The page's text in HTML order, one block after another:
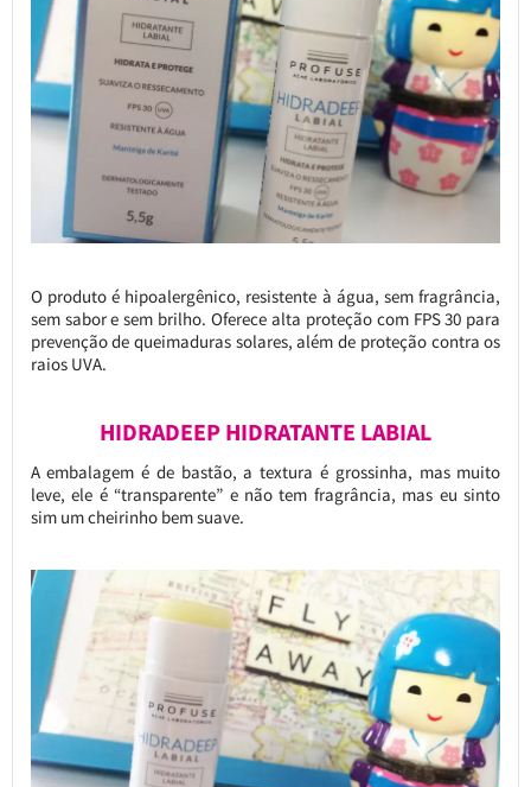
O produto é hipoalergênico, resistente à água, sem fragrância,
sem sabor e sem brilho. Oferece alta proteção com FPS 30 para
prevenção de queimaduras solares, além de proteção contra os
raios UVA.
HIDRADEEP HIDRATANTE LABIAL
A embalagem é de bastão, a textura é grossinha, mas muito
leve, ele é “transparente” e não tem fragrância, mas eu sinto
sim um cheirinho bem suave.